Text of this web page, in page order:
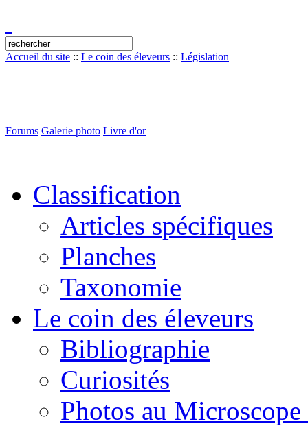
Accueil du site :: Le coin des éleveurs :: Législation
Forums Galerie photo Livre d'or
Classification
Articles spécifiques
Planches
Taxonomie
Le coin des éleveurs
Bibliographie
Curiosités
Photos au